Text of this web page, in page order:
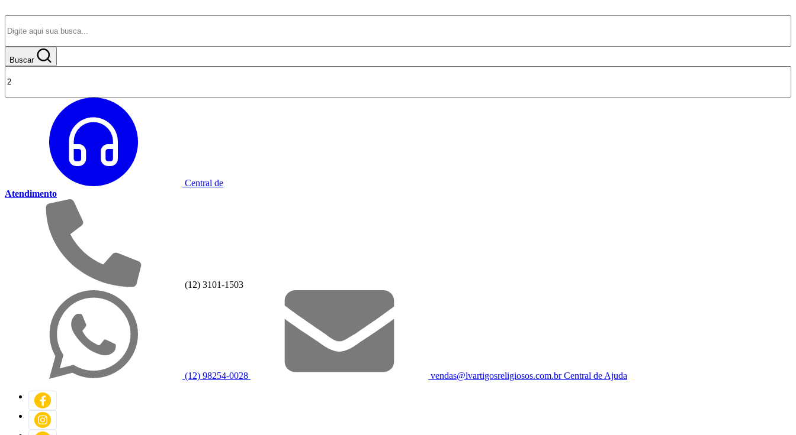
Buscar
Central de
Atendimento
(12) 3101-1503
(12) 98254-0028 vendas@lvartigosreligiosos.com.brCentral de Ajuda